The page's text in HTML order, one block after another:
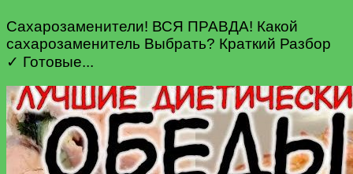
Сахарозаменители! ВСЯ ПРАВДА! Какой
сахарозаменитель Выбрать? Краткий Разбор
✓ Готовые...